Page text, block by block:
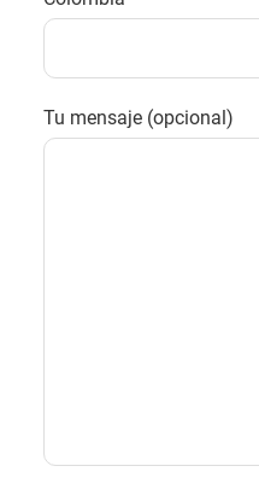
Tu mensaje (opcional)